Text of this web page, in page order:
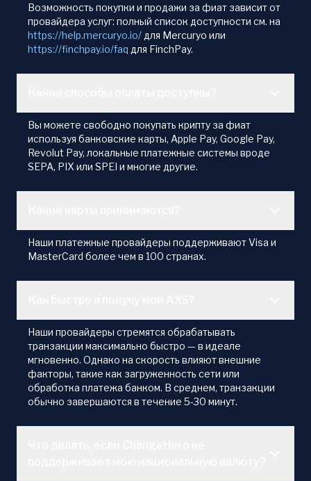
Возможность покупки и продажи за фиат зависит от
провайдера услуг: полный список доступности см. на
https://help.mercuryo.io/ для Mercuryo или
https://finchpay.io/faq для FinchPay.
Вы можете свободно покупать крипту за фиат
используя банковские карты, Apple Pay, Google Pay,
Revolut Pay, локальные платежные системы вроде
SEPA, PIX или SPEI и многие другие.
Наши платежные провайдеры поддерживают Visa и
MasterCard более чем в 100 странах.
Наши провайдеры стремятся обрабатывать
транзакции максимально быстро — в идеале
мгновенно. Однако на скорость влияют внешние
факторы, такие как загруженность сети или
обработка платежа банком. В среднем, транзакции
обычно завершаются в течение 5-30 минут.